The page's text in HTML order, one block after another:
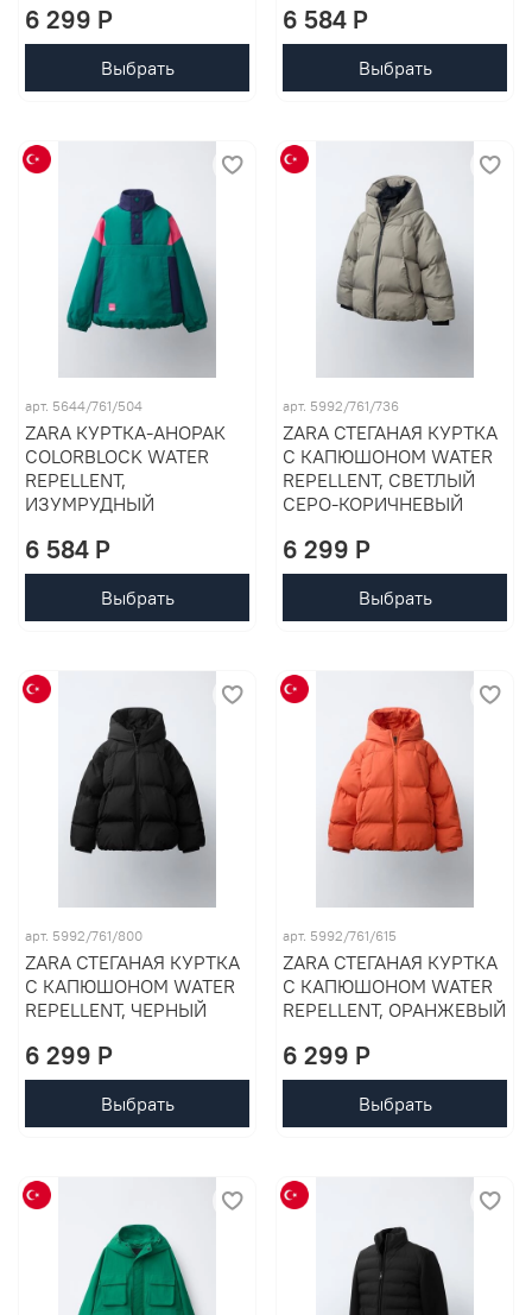
6 299 P
Выбрать
6 584 P
Выбрать
арт. 5644/761/504
ZARA КУРТКА-АНОРАК
COLORBLOCK WATER
REPELLENT,
ИЗУМРУДНЫЙ
6 584 P
Выбрать
арт. 5992/761/736
ZARA СТЕГАНАЯ КУРТКА
С КАПЮШОНОМ WATER
REPELLENT, СВЕТЛЫЙ
СЕРО-КОРИЧНЕВЫЙ
6 299 P
Выбрать
арт. 5992/761/800
ZARA СТЕГАНАЯ КУРТКА
С КАПЮШОНОМ WATER
REPELLENT, ЧЕРНЫЙ
6 299 P
Выбрать
арт. 5992/761/615
ZARA СТЕГАНАЯ КУРТКА
С КАПЮШОНОМ WATER
REPELLENT, ОРАНЖЕВЫЙ
6 299 P
Выбрать